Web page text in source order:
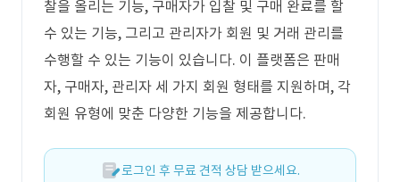
찰을 올리는 기능, 구매자가 입찰 및 구매 완료를 할
수 있는 기능, 그리고 관리자가 회원 및 거래 관리를
수행할 수 있는 기능이 있습니다. 이 플랫폼은 판매
자, 구매자, 관리자 세 가지 회원 형태를 지원하며, 각
회원 유형에 맞춘 다양한 기능을 제공합니다.
로그인 후 무료 견적 상담 받으세요.